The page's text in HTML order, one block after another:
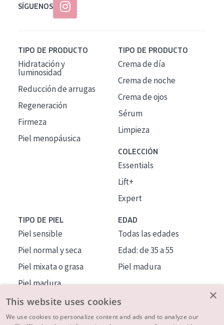
SÍGUENOS
TIPO DE PRODUCTO
Hidratación y
luminosidad
Reducción de arrugas
Regeneración
Firmeza
Piel menopáusica
TIPO DE PRODUCTO
Crema de día
Crema de noche
Crema de ojos
Sérum
Limpieza
COLECCIÓN
Essentials
Lift+
Expert
TIPO DE PIEL
Piel sensible
Piel normal y seca
Piel mixata o grasa
Piel madura
Piel expuesta al sol
Piel menopáusica
EDAD
Todas las edades
Edad: de 35 a 55
Piel madura
×
This website uses cookies
We use cookies to personalize content and ads and to analyze our